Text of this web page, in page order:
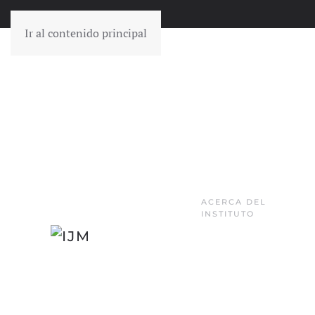
Ir al contenido principal
ACERCA DEL
INSTITUTO